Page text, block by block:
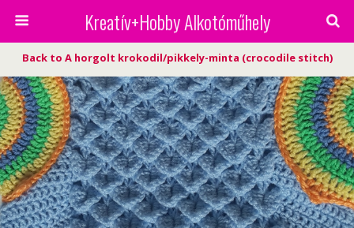
Kreatív+Hobby Alkotóműhely
Back to A horgolt krokodil/pikkely-minta (crocodile stitch)